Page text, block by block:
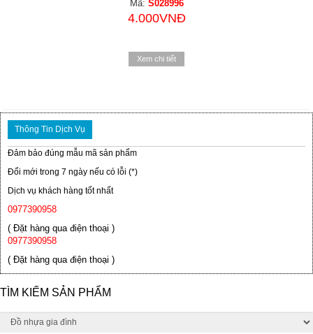
Mã: S028996
4.000VNĐ
Xem chi tiết
Thông Tin Dịch Vụ
Đảm bảo đúng mẫu mã sản phẩm
Đổi mới trong 7 ngày nếu có lỗi (*)
Dịch vụ khách hàng tốt nhất
0977390958
( Đặt hàng qua điện thoại )
0977390958
( Đặt hàng qua điện thoại )
TÌM KIẾM SẢN PHẨM